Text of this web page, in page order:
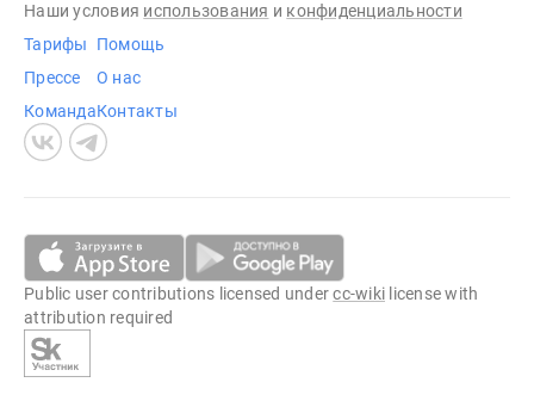
Наши условия использования и конфиденциальности
Тарифы
Прессе
Команда
Помощь
О нас
Контакты
Public user contributions licensed undercc-wiki license with
attribution required